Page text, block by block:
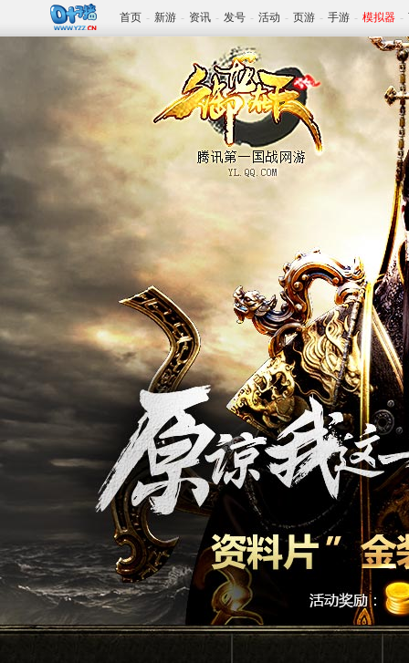
www.yzz.cn
首页 - 新游 - 资讯 - 发号 - 活动 - 页游 - 手游 - 模拟器 -